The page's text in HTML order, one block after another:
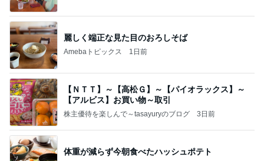
麗しく端正な見た目のおろしそば
Amebaトピックス 1日前
【ＮＴＴ】～【高松Ｇ】～【パイオラックス】～
【アルビス】お買い物～取引
株主優待を楽しんで～tasayuryのブログ 3日前
体重が減らず今朝食べたハッシュポテト